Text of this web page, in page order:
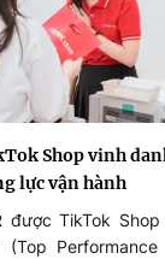
Shop vinh
lực vận hành
được TikTok
(Top